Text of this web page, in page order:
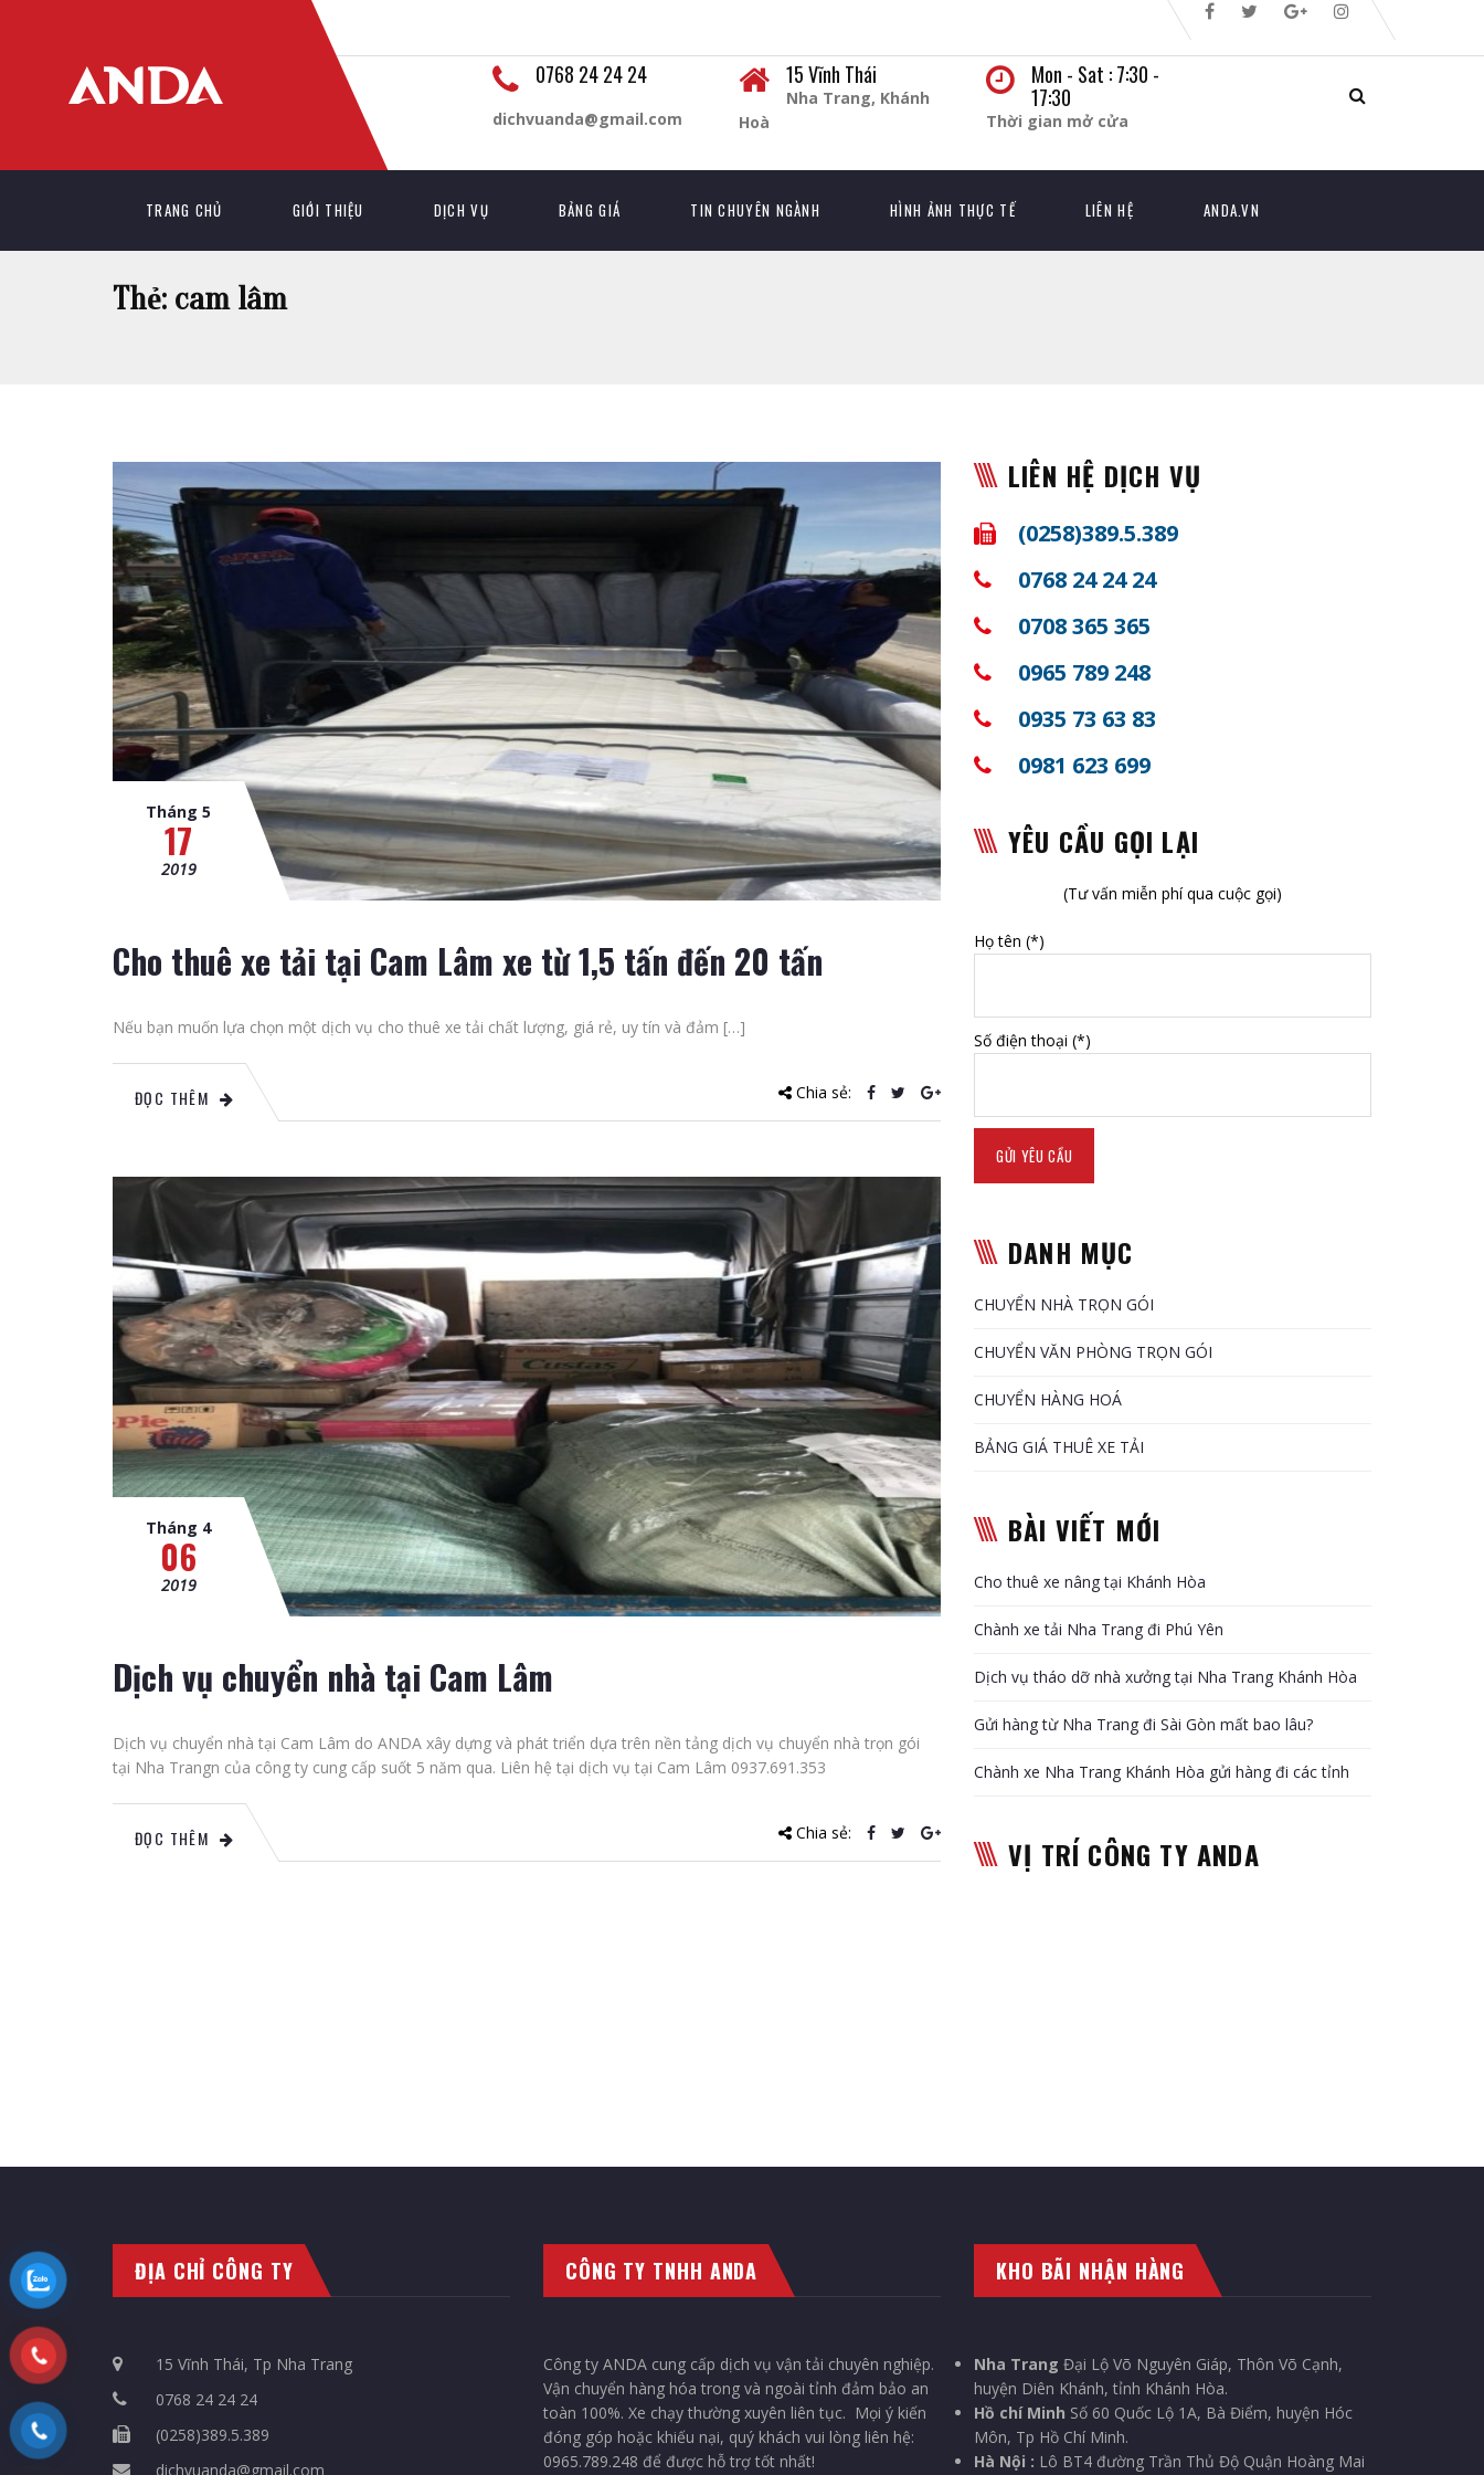
0768 24 24 24
dichvuanda@gmail.com
15 Vĩnh Thái
Nha Trang, Khánh
Hoà
Mon - Sat : 7:30 -
17:30
Thời gian mở cửa
TRANG CHỦ GIỚI THIỆU DỊCH VỤ BẢNG GIÁ TIN CHUYÊN NGÀNH HÌNH ẢNH THỰC TẾ LIÊN HỆ ANDA.VN
Thẻ: cam lâm
Tháng 5
17
2019
Cho thuê xe tải tại Cam Lâm xe từ 1,5 tấn đến 20 tấn
Nếu bạn muốn lựa chọn một dịch vụ cho thuê xe tải chất lượng, giá rẻ, uy tín và đảm […]
ĐỌC THÊM Chia sẻ:
Tháng 4
06
2019
Dịch vụ chuyển nhà tại Cam Lâm
Dịch vụ chuyển nhà tại Cam Lâm do ANDA xây dựng và phát triển dựa trên nền tảng dịch vụ chuyển nhà trọn gói
tại Nha Trangn của công ty cung cấp suốt 5 năm qua. Liên hệ tại dịch vụ tại Cam Lâm 0937.691.353
ĐỌC THÊM Chia sẻ:
LIÊN HỆ DỊCH VỤ
(0258)389.5.389
0768 24 24 24
0708 365 365
0965 789 248
0935 73 63 83
0981 623 699
YÊU CẦU GỌI LẠI
(Tư vấn miễn phí qua cuộc gọi)
Họ tên (*)
Số điện thoại (*)
DANH MỤC
CHUYỂN NHÀ TRỌN GÓI
CHUYỂN VĂN PHÒNG TRỌN GÓI
CHUYỂN HÀNG HOÁ
BẢNG GIÁ THUÊ XE TẢI
BÀI VIẾT MỚI
Cho thuê xe nâng tại Khánh Hòa
Chành xe tải Nha Trang đi Phú Yên
Dịch vụ tháo dỡ nhà xưởng tại Nha Trang Khánh Hòa
Gửi hàng từ Nha Trang đi Sài Gòn mất bao lâu?
Chành xe Nha Trang Khánh Hòa gửi hàng đi các tỉnh
VỊ TRÍ CÔNG TY ANDA
ĐỊA CHỈ CÔNG TY
15 Vĩnh Thái, Tp Nha Trang
0768 24 24 24
(0258)389.5.389
dichvuanda@gmail.com
CÔNG TY TNHH ANDA
Công ty ANDA cung cấp dịch vụ vận tải chuyên nghiệp.
Vận chuyển hàng hóa trong và ngoài tỉnh đảm bảo an
toàn 100%. Xe chạy thường xuyên liên tục. Mọi ý kiến
đóng góp hoặc khiếu nại, quý khách vui lòng liên hệ:
0965.789.248 để được hỗ trợ tốt nhất!
KHO BÃI NHẬN HÀNG
Nha Trang Đại Lộ Võ Nguyên Giáp, Thôn Võ Cạnh,
huyện Diên Khánh, tỉnh Khánh Hòa.
Hồ chí Minh Số 60 Quốc Lộ 1A, Bà Điểm, huyện Hóc
Môn, Tp Hồ Chí Minh.
Hà Nội : Lô BT4 đường Trần Thủ Độ Quận Hoàng Mai